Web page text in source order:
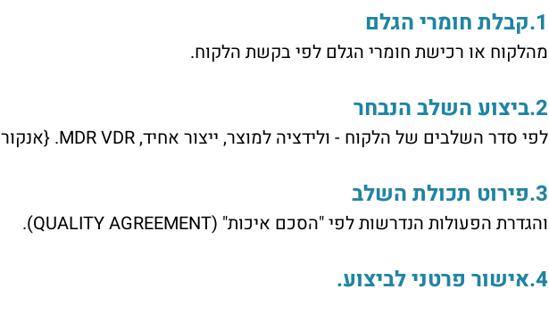
1.קבלת חומרי הגלם
מהלקוח או רכישת חומרי הגלם לפי בקשת הלקוח.
2.ביצוע השלב הנבחר
לפי סדר השלבים של הלקוח - ולידציה למוצר, ייצור אחיד, MDR VDR. {אנקור שלבים NPI}
3.פירוט תכולת השלב
והגדרת הפעולות הנדרשות לפי "הסכם איכות" (QUALITY AGREEMENT).
4.אישור פרטני לביצוע.